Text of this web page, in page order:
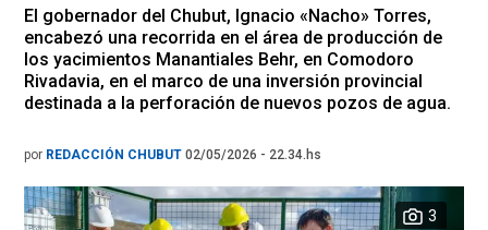
El gobernador del Chubut, Ignacio «Nacho» Torres,
encabezó una recorrida en el área de producción de
los yacimientos Manantiales Behr, en Comodoro
Rivadavia, en el marco de una inversión provincial
destinada a la perforación de nuevos pozos de agua.
por REDACCIÓN CHUBUT 02/05/2026 - 22.34.hs
3